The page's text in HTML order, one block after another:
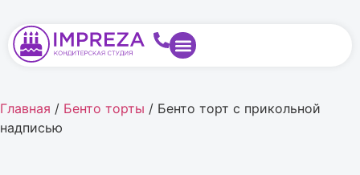
Главная / Бенто торты / Бенто торт с прикольной
надписью